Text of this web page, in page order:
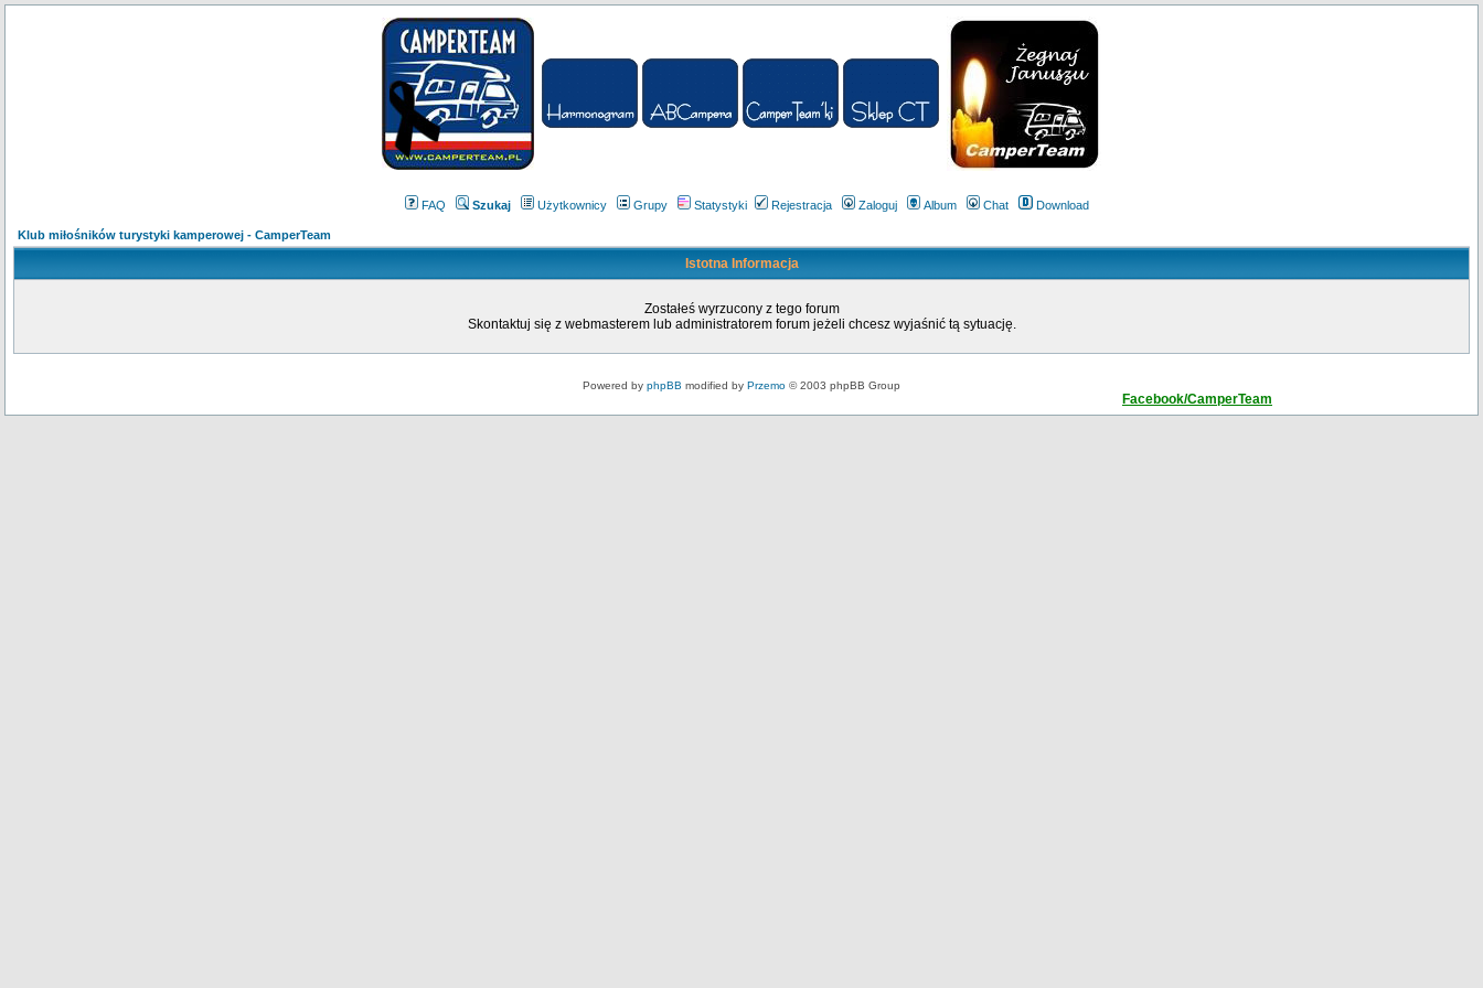
FAQ Szukaj Użytkownicy Grupy Statystyki Rejestracja Zaloguj Album Chat Download
Klub miłośników turystyki kamperowej - CamperTeam
Istotna Informacja
Zostałeś wyrzucony z tego forum
Skontaktuj się z webmasterem lub administratorem forum jeżeli chcesz wyjaśnić tą sytuację.
Powered by phpBB modified by Przemo © 2003 phpBB Group
Facebook/CamperTeam